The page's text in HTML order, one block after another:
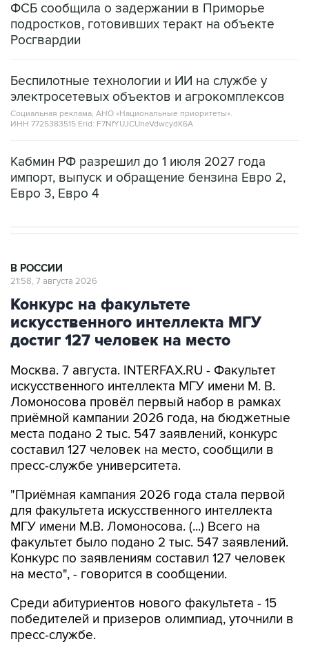
ФСБ сообщила о задержании в Приморье
подростков, готовивших теракт на объекте
Росгвардии
Беспилотные технологии и ИИ на службе у
электросетевых объектов и агрокомплексов
Социальная реклама, АНО «Национальные приоритеты».
ИНН 7725383515 Erid: F7NfYUJCUneVdwcydK6A
Кабмин РФ разрешил до 1 июля 2027 года
импорт, выпуск и обращение бензина Евро 2,
Евро 3, Евро 4
В РОССИИ
21:58, 7 августа 2026
Конкурс на факультете
искусственного интеллекта МГУ
достиг 127 человек на место
Москва. 7 августа. INTERFAX.RU - Факультет
искусственного интеллекта МГУ имени М. В.
Ломоносова провёл первый набор в рамках
приёмной кампании 2026 года, на бюджетные
места подано 2 тыс. 547 заявлений, конкурс
составил 127 человек на место, сообщили в
пресс-службе университета.
"Приёмная кампания 2026 года стала первой
для факультета искусственного интеллекта
МГУ имени М.В. Ломоносова. (...) Всего на
факультет было подано 2 тыс. 547 заявлений.
Конкурс по заявлениям составил 127 человек
на место", - говорится в сообщении.
Среди абитуриентов нового факультета - 15
победителей и призеров олимпиад, уточнили в
пресс-службе.